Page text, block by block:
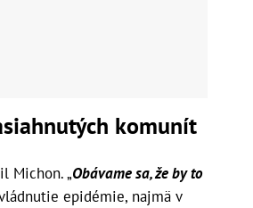
komunít
Michon. „Obávame sa, že by to
epidémie, najmä v